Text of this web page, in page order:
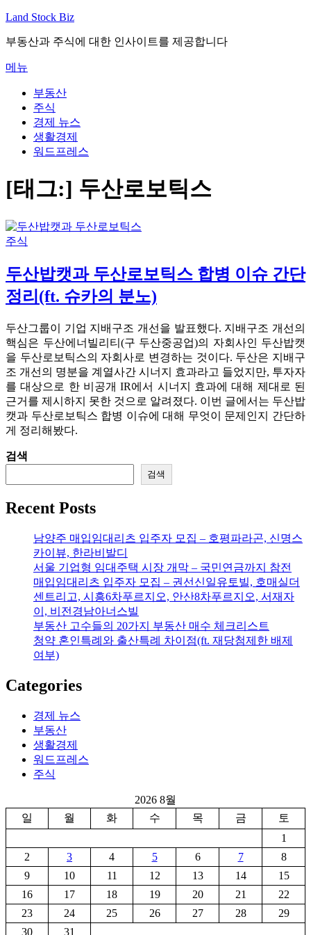
내
으
로
바
Land Stock Biz
부동산과 주식에 대한 인사이트를 제공합니다
메뉴
부동산
주식
경제 뉴스
생활경제
워드프레스
[태그:] 두산로보틱스
주식
두산밥캣과 두산로보틱스 합병 이슈 간단
정리(ft. 슈카의 분노)
두산그룹이 기업 지배구조 개선을 발표했다. 지배구조 개선의
핵심은 두산에너빌리티(구 두산중공업)의 자회사인 두산밥캣
을 두산로보틱스의 자회사로 변경하는 것이다. 두산은 지배구
조 개선의 명분을 계열사간 시너지 효과라고 들었지만, 투자자
를 대상으로 한 비공개 IR에서 시너지 효과에 대해 제대로 된
근거를 제시하지 못한 것으로 알려졌다. 이번 글에서는 두산밥
캣과 두산로보틱스 합병 이슈에 대해 무엇이 문제인지 간단하
게 정리해봤다.
검색
검색
Recent Posts
남양주 매입임대리츠 입주자 모집 – 호평파라곤, 신명스
카이뷰, 한라비발디
서울 기업형 임대주택 시장 개막 – 국민연금까지 참전
매입임대리츠 입주자 모집 – 권선신일유토빌, 호매실더
센트리고, 시흥6차푸르지오, 안산8차푸르지오, 서재자
이, 비전경남아너스빌
부동산 고수들의 20가지 부동산 매수 체크리스트
청약 혼인특례와 출산특례 차이점(ft. 재당첨제한 배제
여부)
Categories
경제 뉴스
부동산
생활경제
워드프레스
주식
2026 8월
일
월 화 수 목 금
토
1
2
3 4 5 6 7
8
9
10 11 12 13 14
15
16
17 18 19 20 21
22
23
24 25 26 27 28
29
30
31